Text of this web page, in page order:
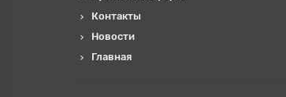
Контакты
Новости
Главная